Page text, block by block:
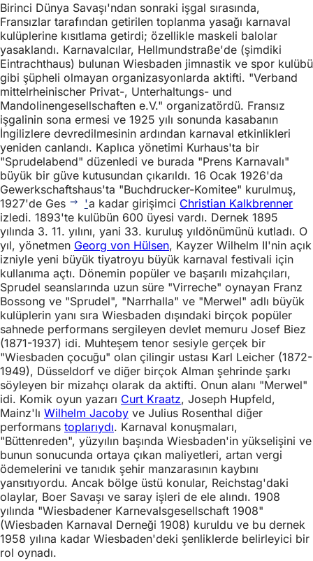
Birinci Dünya Savaşı'ndan sonraki işgal sırasında,
Fransızlar tarafından getirilen toplanma yasağı karnaval
kulüplerine kısıtlama getirdi; özellikle maskeli balolar
yasaklandı. Karnavalcılar, Hellmundstraße'de (şimdiki
Eintrachthaus) bulunan Wiesbaden jimnastik ve spor kulübü
gibi şüpheli olmayan organizasyonlarda aktifti. "Verband
mittelrheinischer Privat-, Unterhaltungs- und
Mandolinengesellschaften e.V." organizatördü. Fransız
işgalinin sona ermesi ve 1925 yılı sonunda kasabanın
İngilizlere devredilmesinin ardından karnaval etkinlikleri
yeniden canlandı. Kaplıca yönetimi Kurhaus'ta bir
"Sprudelabend" düzenledi ve burada "Prens Karnavalı"
büyük bir güve kutusundan çıkarıldı. 16 Ocak 1926'da
Gewerkschaftshaus'ta "Buchdrucker-Komitee" kurulmuş,
1927'de Ges
'a kadar girişimci Christian Kalkbrenner
izledi. 1893'te kulübün 600 üyesi vardı. Dernek 1895
yılında 3. 11. yılını, yani 33. kuruluş yıldönümünü kutladı. O
yıl, yönetmen Georg von Hülsen, Kayzer Wilhelm II'nin açık
izniyle yeni büyük tiyatroyu büyük karnaval festivali için
kullanıma açtı. Dönemin popüler ve başarılı mizahçıları,
Sprudel seanslarında uzun süre "Virreche" oynayan Franz
Bossong ve "Sprudel", "Narrhalla" ve "Merwel" adlı büyük
kulüplerin yanı sıra Wiesbaden dışındaki birçok popüler
sahnede performans sergileyen devlet memuru Josef Biez
(1871-1937) idi. Muhteşem tenor sesiyle gerçek bir
"Wiesbaden çocuğu" olan çilingir ustası Karl Leicher (1872-
1949), Düsseldorf ve diğer birçok Alman şehrinde şarkı
söyleyen bir mizahçı olarak da aktifti. Onun alanı "Merwel"
idi. Komik oyun yazarı Curt Kraatz, Joseph Hupfeld,
Mainz'lı Wilhelm Jacoby ve Julius Rosenthal diğer
performans toplarıydı. Karnaval konuşmaları,
"Büttenreden", yüzyılın başında Wiesbaden'in yükselişini ve
bunun sonucunda ortaya çıkan maliyetleri, artan vergi
ödemelerini ve tanıdık şehir manzarasının kaybını
yansıtıyordu. Ancak bölge üstü konular, Reichstag'daki
olaylar, Boer Savaşı ve saray işleri de ele alındı. 1908
yılında "Wiesbadener Karnevalsgesellschaft 1908"
(Wiesbaden Karnaval Derneği 1908) kuruldu ve bu dernek
1958 yılına kadar Wiesbaden'deki şenliklerde belirleyici bir
rol oynadı.